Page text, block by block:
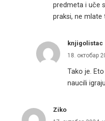
predmeta i uče
praksi, ne mlate
knjigolistac
18. октобар
Tako je.
naucili
Ziko